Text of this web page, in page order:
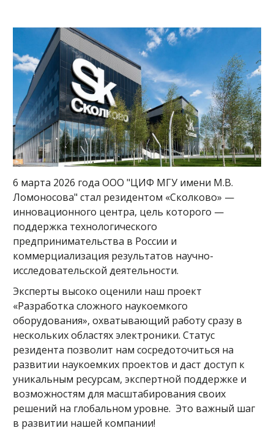
6 марта 2026 года ООО "ЦИФ МГУ имени М.В.
Ломоносова" стал резидентом «Сколково» —
инновационного центра, цель которого —
поддержка технологического
предпринимательства в России и
коммерциализация результатов научно-
исследовательской деятельности.
Эксперты высоко оценили наш проект
«Разработка сложного наукоемкого
оборудования», охватывающий работу сразу в
нескольких областях электроники. Статус
резидента позволит нам сосредоточиться на
развитии наукоемких проектов и даст доступ к
уникальным ресурсам, экспертной поддержке и
возможностям для масштабирования своих
решений на глобальном уровне. Это важный шаг
в развитии нашей компании!